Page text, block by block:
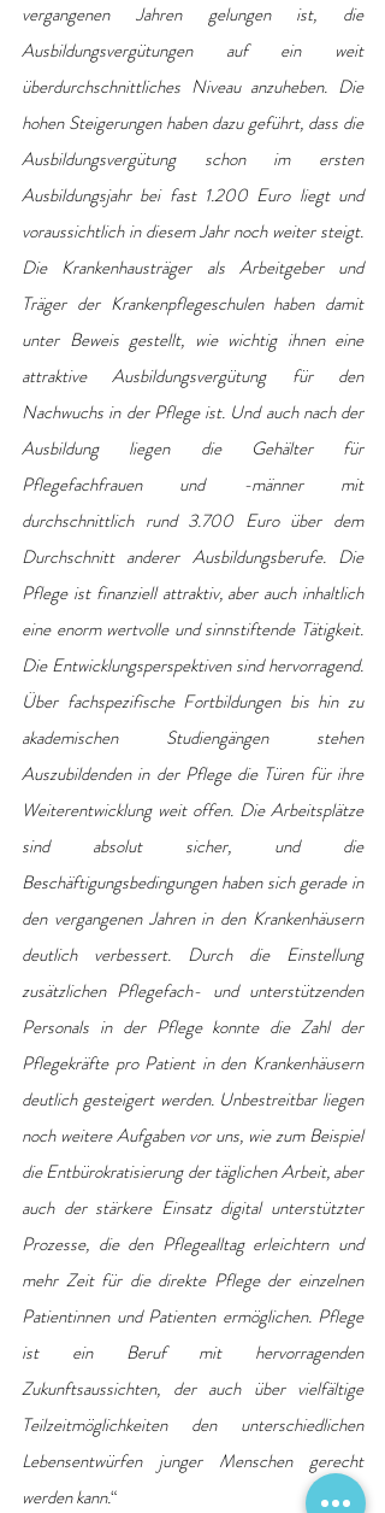
vergangenen Jahren gelungen ist, die
Ausbildungsvergütungen auf ein weit
überdurchschnittliches Niveau anzuheben. Die
hohen Steigerungen haben dazu geführt, dass die
Ausbildungsvergütung schon im ersten
Ausbildungsjahr bei fast 1.200 Euro liegt und
voraussichtlich in diesem Jahr noch weiter steigt.
Die Krankenhausträger als Arbeitgeber und
Träger der Krankenpflegeschulen haben damit
unter Beweis gestellt, wie wichtig ihnen eine
attraktive Ausbildungsvergütung für den
Nachwuchs in der Pflege ist. Und auch nach der
Ausbildung liegen die Gehälter für
Pflegefachfrauen und -männer mit
durchschnittlich rund 3.700 Euro über dem
Durchschnitt anderer Ausbildungsberufe. Die
Pflege ist finanziell attraktiv, aber auch inhaltlich
eine enorm wertvolle und sinnstiftende Tätigkeit.
Die Entwicklungsperspektiven sind hervorragend.
Über fachspezifische Fortbildungen bis hin zu
akademischen Studiengängen stehen
Auszubildenden in der Pflege die Türen für ihre
Weiterentwicklung weit offen. Die Arbeitsplätze
sind absolut sicher, und die
Beschäftigungsbedingungen haben sich gerade in
den vergangenen Jahren in den Krankenhäusern
deutlich verbessert. Durch die Einstellung
zusätzlichen Pflegefach- und unterstützenden
Personals in der Pflege konnte die Zahl der
Pflegekräfte pro Patient in den Krankenhäusern
deutlich gesteigert werden. Unbestreitbar liegen
noch weitere Aufgaben vor uns, wie zum Beispiel
die Entbürokratisierung der täglichen Arbeit, aber
auch der stärkere Einsatz digital unterstützter
Prozesse, die den Pflegealltag erleichtern und
mehr Zeit für die direkte Pflege der einzelnen
Patientinnen und Patienten ermöglichen. Pflege
ist ein Beruf mit hervorragenden
Zukunftsaussichten, der auch über vielfältige
Teilzeitmöglichkeiten den unterschiedlichen
Lebensentwürfen junger Menschen gerecht
werden kann.“